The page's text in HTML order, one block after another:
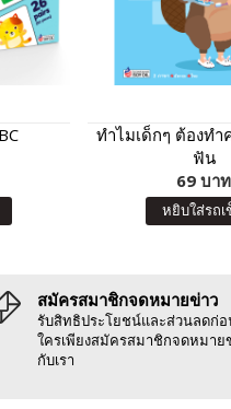
ทำไมเด็กๆ ต้องทำ
ฟัน
69 บาท
หยิบใส่รถ
สมัครสมาชิกจดหมายข่าว
รับสิทธิประโยชน์และส่วนลดก่
ใครเพียงสมัครสมาชิกจดหมาย
กับเรา